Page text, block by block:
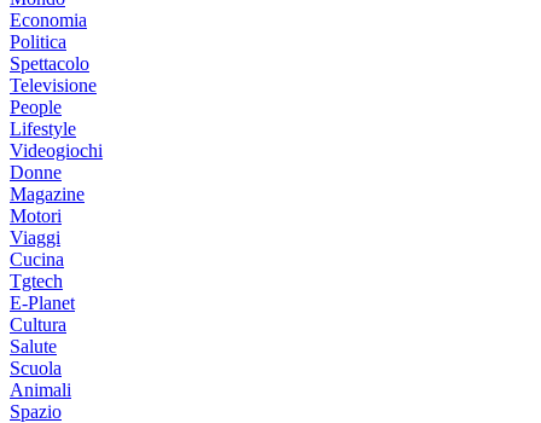
Economia
Politica
Spettacolo
Televisione
People
Lifestyle
Videogiochi
Donne
Magazine
Motori
Viaggi
Cucina
Tgtech
E-Planet
Cultura
Salute
Scuola
Animali
Spazio